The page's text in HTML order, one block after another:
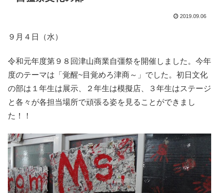
2019.09.06
９月４日（水）
令和元年度第９８回津山商業自彊祭を開催しました。今年
度のテーマは「覚醒~目覚めろ津商～」でした。初日文化
の部は１年生は展示、２年生は模擬店、３年生はステージ
と各々が各担当場所で頑張る姿を見ることができまし
た！！